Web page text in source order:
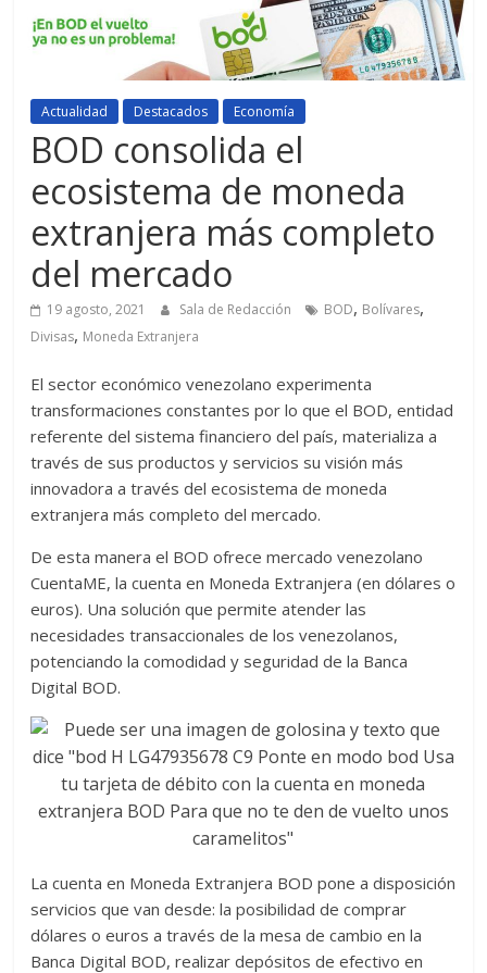
Actualidad Destacados Economía
BOD consolida el
ecosistema de moneda
extranjera más completo
del mercado
19 agosto, 2021 Sala de Redacción BOD, Bolívares,
Divisas, Moneda Extranjera
El sector económico venezolano experimenta
transformaciones constantes por lo que el BOD, entidad
referente del sistema financiero del país, materializa a
través de sus productos y servicios su visión más
innovadora a través del ecosistema de moneda
extranjera más completo del mercado.
De esta manera el BOD ofrece mercado venezolano
CuentaME, la cuenta en Moneda Extranjera (en dólares o
euros). Una solución que permite atender las
necesidades transaccionales de los venezolanos,
potenciando la comodidad y seguridad de la Banca
Digital BOD.
La cuenta en Moneda Extranjera BOD pone a disposición
servicios que van desde: la posibilidad de comprar
dólares o euros a través de la mesa de cambio en la
Banca Digital BOD, realizar depósitos de efectivo en